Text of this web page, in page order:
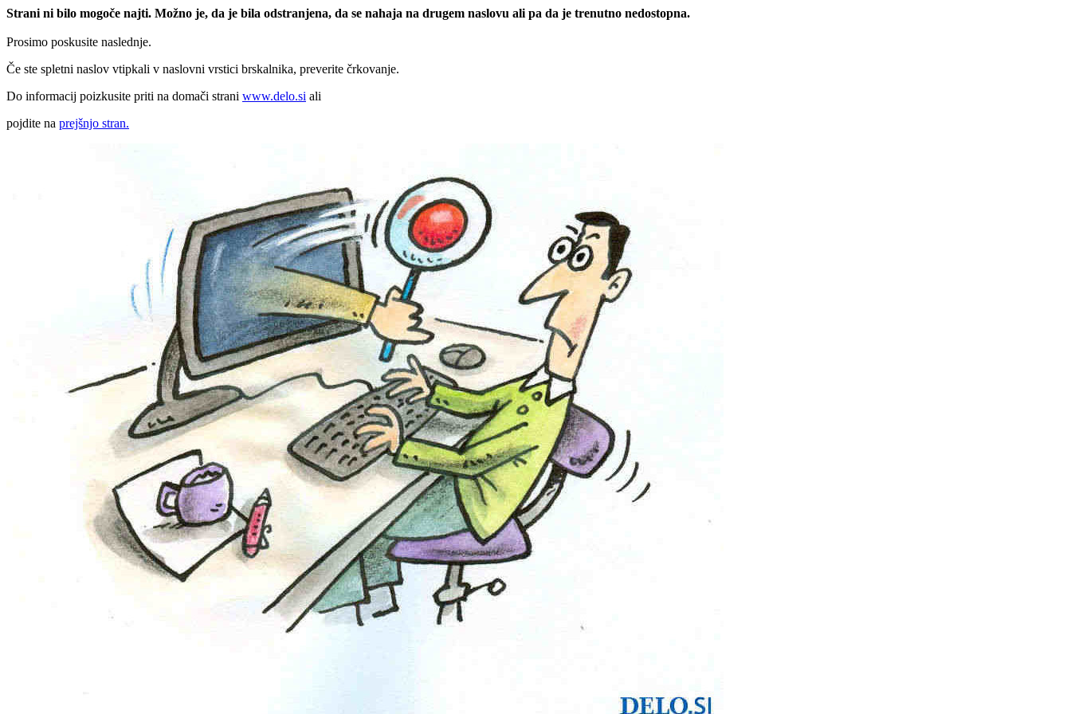
Strani ni bilo mogoče najti. Možno je, da je bila odstranjena, da se nahaja na drugem naslovu ali pa da je trenutno nedostopna.
Prosimo poskusite naslednje.
Če ste spletni naslov vtipkali v naslovni vrstici brskalnika, preverite črkovanje.
Do informacij poizkusite priti na domači strani www.delo.si ali
pojdite na prejšnjo stran.